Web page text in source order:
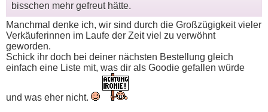
bisschen mehr gefreut hätte.
Manchmal denke ich, wir sind durch die Großzügigkeit vieler
Verkäuferinnen im Laufe der Zeit viel zu verwöhnt
geworden.
Schick ihr doch bei deiner nächsten Bestellung gleich
einfach eine Liste mit, was dir als Goodie gefallen würde
und was eher nicht.